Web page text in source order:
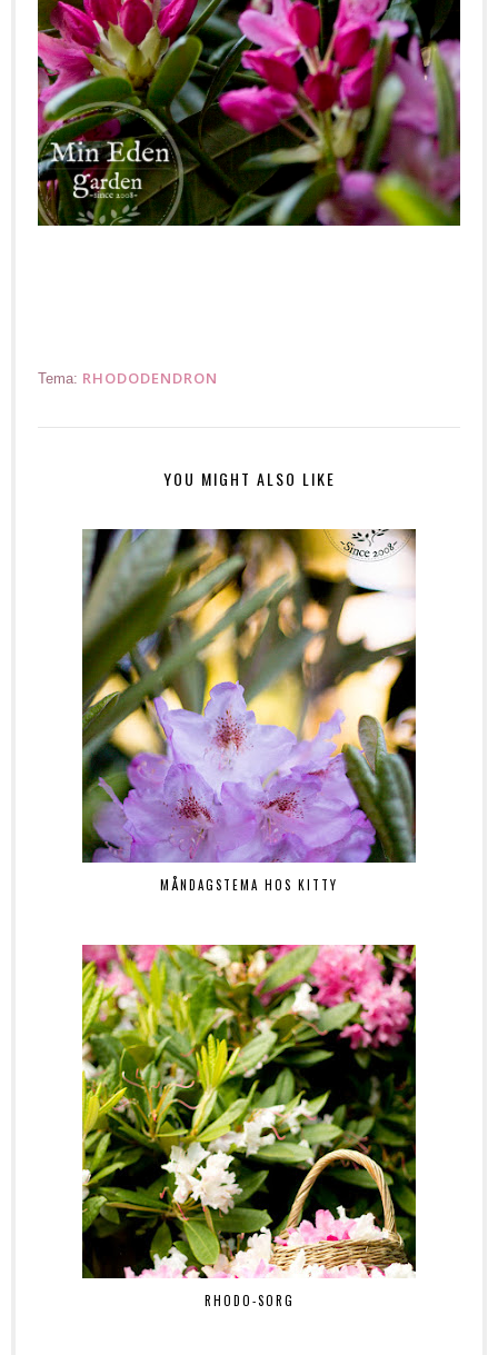
Tema: RHODODENDRON
YOU MIGHT ALSO LIKE
MÅNDAGSTEMA HOS KITTY
RHODO-SORG